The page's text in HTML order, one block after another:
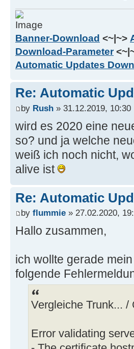
Banner-Download <~|~>
Download-Parameter
Automatic Updates
Re: Automatic
by Rush » 31.12.2019, 10:30
wird es 2020 eine
so? und ja welche
weiß ich noch nicht,
alive ist
Re: Automatic
by flummie » 27.02.2020,
Hallo zusammen,
ich wollte gerade
folgende
Vergleiche Trunk... /
Error validating